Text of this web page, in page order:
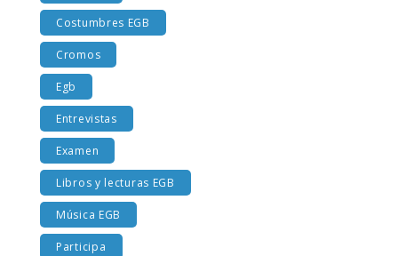
Costumbres EGB
Cromos
Egb
Entrevistas
Examen
Libros y lecturas EGB
Música EGB
Participa